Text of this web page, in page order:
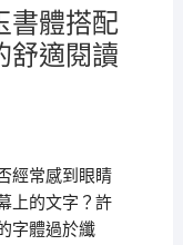
書體搭配
舒適閱讀
經常感到眼睛
上的文字？許
字體過於纖